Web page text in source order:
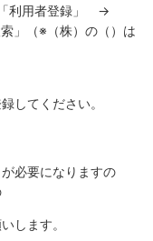
介
利用者登録」 →
」（※（株）の（）は
してください。
必要になりますの
します。